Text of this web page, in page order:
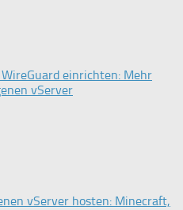
einrichten: Mehr
vServer
vServer hosten: Minecraft,